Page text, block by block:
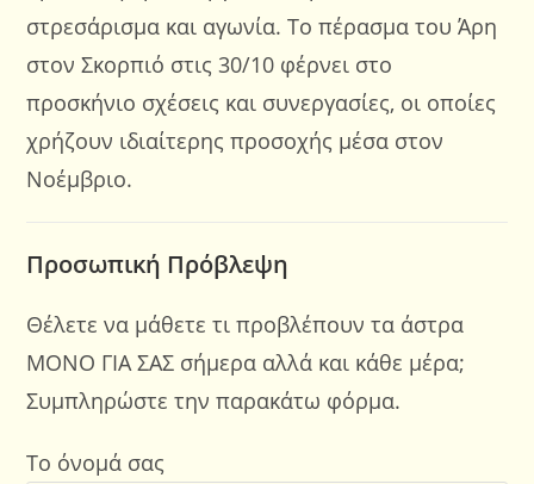
στρεσάρισμα και αγωνία. Το πέρασμα του Άρη
στον Σκορπιό στις 30/10 φέρνει στο
προσκήνιο σχέσεις και συνεργασίες, οι οποίες
χρήζουν ιδιαίτερης προσοχής μέσα στον
Νοέμβριο.
Προσωπική Πρόβλεψη
Θέλετε να μάθετε τι προβλέπουν τα άστρα
ΜΟΝΟ ΓΙΑ ΣΑΣ σήμερα αλλά και κάθε μέρα;
Συμπληρώστε την παρακάτω φόρμα.
Το όνομά σας